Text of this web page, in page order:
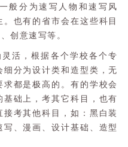
般分为速写人物和速写风
也有的省市会在这些科目
创意速写等。
活，根据各个学校各个专
分为设计类和造型类，无
都是极高的。有的学校会
础上，考其它科目，也有
考其他科目，如：黑白装
、漫画、设计基础、造型